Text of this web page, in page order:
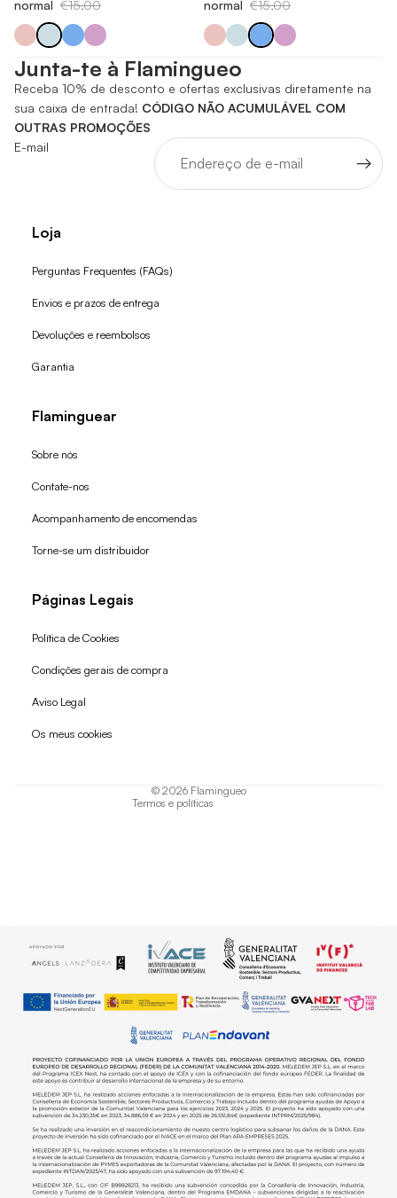
normal €15,00
normal €15,00
Junta-te à Flamingueo
Receba 10% de desconto e ofertas exclusivas diretamente na
sua caixa de entrada! CÓDIGO NÃO ACUMULÁVEL COM
OUTRAS PROMOÇÕES
E-mail
Loja
Perguntas Frequentes (FAQs)
Envios e prazos de entrega
Devoluções e reembolsos
Garantia
Flaminguear
Sobre nós
Contate-nos
Acompanhamento de encomendas
Torne-se um distribuidor
Páginas Legais
Política de Cookies
Condições gerais de compra
Aviso Legal
Os meus cookies
© 2026 Flamingueo
Termos e políticas
Política de reembolso